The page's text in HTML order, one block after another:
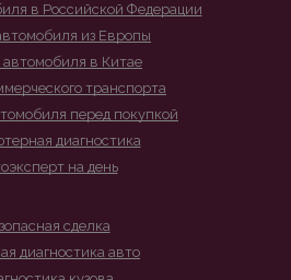
в Российской Федерации
из Европы
автомобиля в Китае
транспорта
перед покупкой
диагностика
на день
сделка
диагностика авто